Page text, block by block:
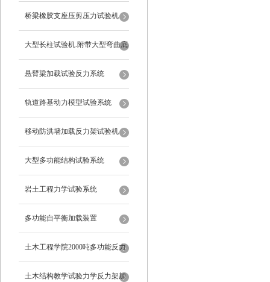
桥梁橡胶支座压剪压力试验机
大型长柱试验机.附带大型弯曲底
座
悬臂梁加载试验反力系统
轨道路基动力模型试验系统
移动防洪墙加载反力架试验机
大型多功能结构试验系统
岩土工程力学试验系统
多功能自平衡加载装置
土木工程学院2000吨多功能反力
架
土木结构教学试验力学反力架加